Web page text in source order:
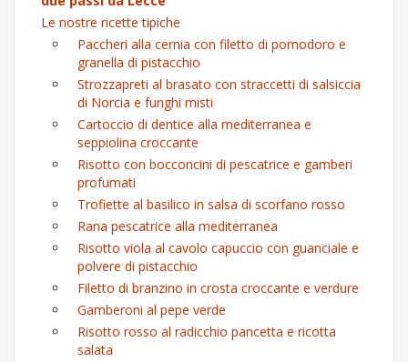
Le nostre ricette tipiche
Paccheri alla cernia con filetto di pomodoro e
granella di pistacchio
Strozzapreti al brasato con straccetti di salsiccia
di Norcia e funghi misti
Cartoccio di dentice alla mediterranea e
seppiolina croccante
Risotto con bocconcini di pescatrice e gamberi
profumati
Trofiette al basilico in salsa di scorfano rosso
Rana pescatrice alla mediterranea
Risotto viola al cavolo capuccio con guanciale e
polvere di pistacchio
Filetto di branzino in crosta croccante e verdure
Gamberoni al pepe verde
Risotto rosso al radicchio pancetta e ricotta
salata